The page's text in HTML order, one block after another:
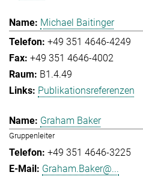
Michael Baitinger
+49 351 4646-4249
+49 351 4646-4002
B1.4.49
Publikationsreferenzen
Graham Baker
Gruppenleiter
+49 351 4646-3225
Graham.Baker@...